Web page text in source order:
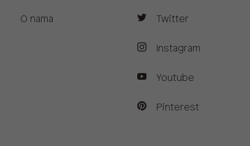
O nama Twitter
Instagram
Youtube
Pinterest